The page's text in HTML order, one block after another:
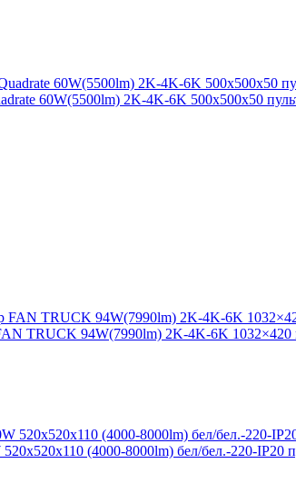
60W(5500lm) 2K-4K-6K 500x500x50
TRUCK 94W(7990lm) 2K-4K-6K
(4000-8000lm) бел/бел.-220-IP20